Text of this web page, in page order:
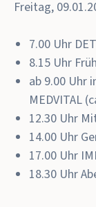
Freitag,
7.00 Uhr
8.15 Uhr
ab 9.00 Uhr
MEDVITAL
12.30 Uhr
14.00 Uhr
17.00 Uhr
18.30 Uhr